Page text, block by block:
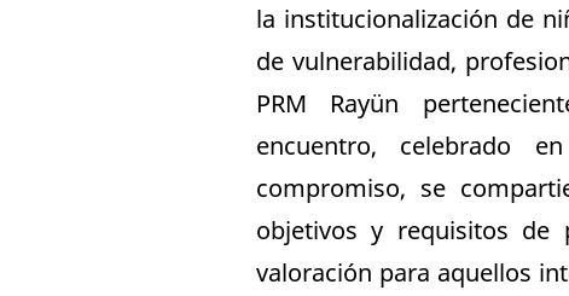
la institucionalización de
de vulnerabilidad,
PRM Rayün
encuentro, celebrado
compromiso, se
objetivos y requisitos de
valoración para aquellos